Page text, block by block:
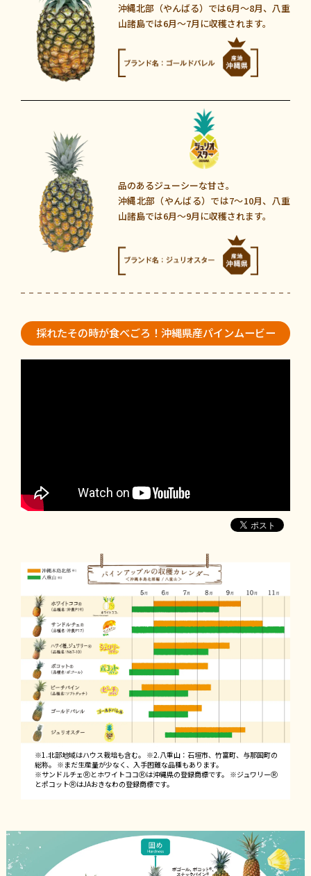
沖縄北部（やんばる）では6月〜8月、 八重
山諸島では6月〜7月に収穫されます。
品のあるジューシーな甘さ。
沖縄北部（やんばる）では7～10月、 八重
山諸島では6月〜9月に収穫されます。
採れたその時が食べごろ！ 沖縄県産パインムービー
ゴ
※1.北部地域はハウス栽培も含む。 ※2.八重山：石垣市、竹富町、与那国町の
総称。 ※まだ生産量が少なく、入手困難な品種もあります。
※サンドルチェⓇとホワイトココⓇは沖縄県の登録商標です。 ※ジュワリーⓇ
とポコットⓇはJAおきなわの登録商標です。